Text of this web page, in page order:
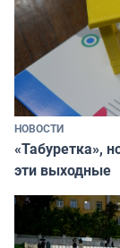
НОВОСТИ
«Табуретка»,
эти выходные